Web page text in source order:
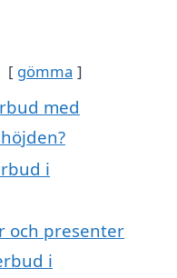
gömma
med
i
och presenter
i